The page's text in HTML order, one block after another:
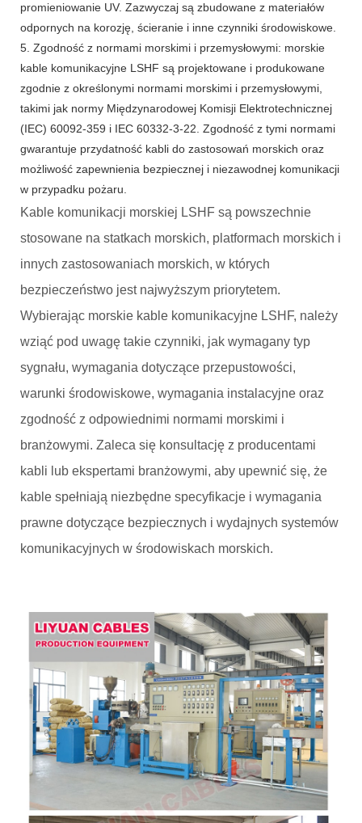
promieniowanie UV. Zazwyczaj są zbudowane z materiałów
odpornych na korozję, ścieranie i inne czynniki środowiskowe.
5. Zgodność z normami morskimi i przemysłowymi: morskie
kable komunikacyjne LSHF są projektowane i produkowane
zgodnie z określonymi normami morskimi i przemysłowymi,
takimi jak normy Międzynarodowej Komisji Elektrotechnicznej
(IEC) 60092-359 i IEC 60332-3-22. Zgodność z tymi normami
gwarantuje przydatność kabli do zastosowań morskich oraz
możliwość zapewnienia bezpiecznej i niezawodnej komunikacji
w przypadku pożaru.
Kable komunikacji morskiej LSHF są powszechnie
stosowane na statkach morskich, platformach morskich i
innych zastosowaniach morskich, w których
bezpieczeństwo jest najwyższym priorytetem.
Wybierając morskie kable komunikacyjne LSHF, należy
wziąć pod uwagę takie czynniki, jak wymagany typ
sygnału, wymagania dotyczące przepustowości,
warunki środowiskowe, wymagania instalacyjne oraz
zgodność z odpowiednimi normami morskimi i
branżowymi. Zaleca się konsultację z producentami
kabli lub ekspertami branżowymi, aby upewnić się, że
kable spełniają niezbędne specyfikacje i wymagania
prawne dotyczące bezpiecznych i wydajnych systemów
komunikacyjnych w środowiskach morskich.